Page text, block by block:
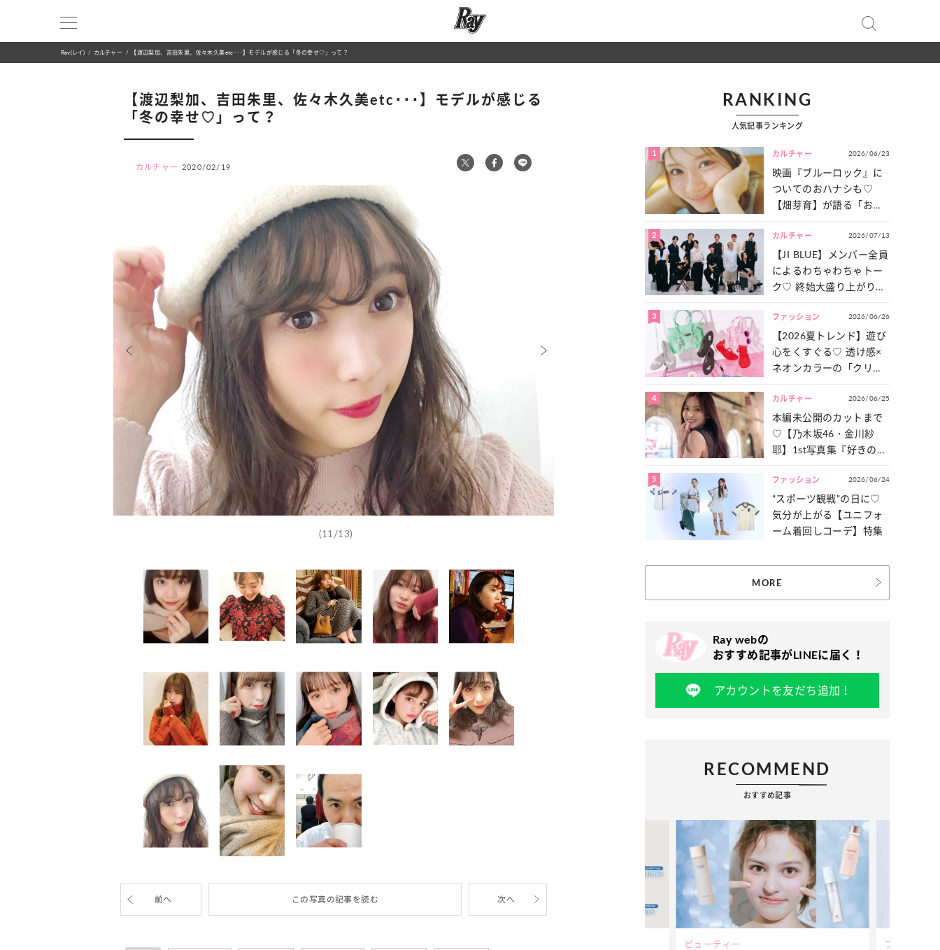
Ray(レイ) カルチャー 【渡辺梨加、吉田朱里、佐々木久美etc･･･】モデルが感じる「冬の幸せ♡」って？
【渡辺梨加、吉田朱里、佐々木久美etc･･･】モデルが感じる
「冬の幸せ♡」って？
カルチャー 2020/02/19
(11/13)
前へ この写真の記事を読む 次へ
RANKING
人気記事ランキング
1 カルチャー 2026/06/23
映画『ブルーロック』に
ついてのおハナシも♡
【畑芽育】が語る「お仕
は？
2 カルチャー 2026/07/13
【JI BLUE】メンバー全員
によるわちゃわちゃトー
ク♡ 終始大盛り上がりだ
一気見せ！
3 ファッション 2026/06/26
【2026夏トレンド】遊び
心をくすぐる♡ 透け感×
ネオンカラーの「クリア
4 カルチャー 2026/06/25
本編未公開のカットまで
♡【乃木坂46・金川紗
耶】1st写真集『好きのグ
たっぷりとお届け！
5 ファッション 2026/06/24
“スポーツ観戦”の日に♡
気分が上がる【ユニフォ
ーム着回しコーデ】特集
MORE
Ray webの
おすすめ記事がLINEに届く！
アカウントを友だち追加！
RECOMMEND
おすすめ記事
ビューティー ファッション